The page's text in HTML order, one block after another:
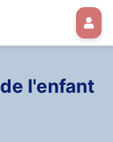
l'enfant